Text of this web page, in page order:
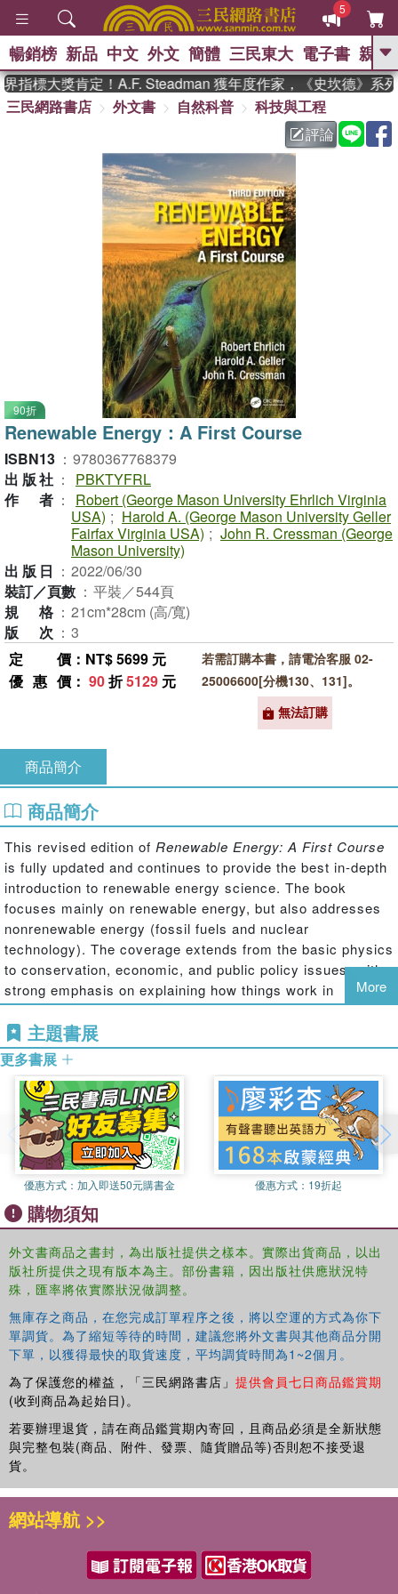
5
GO
熱搜： 東野圭吾 、 高希均教授回憶錄
父親節 、 如果歷
暑期推薦 、 國際布克
獎 臺灣漫遊錄 、 方念華
登輝時代 、 數學女孩：黎曼猜想
偉大的迷走神經
暢銷榜 新品 中文 外文 簡體 三民東大 電子書 親子
指標大獎肯定！A.F. Steadman 獲年度作家，《史坎德》系列
三民網路書店
外文書 自然科普
科技與工程
評論
90折
Renewable Energy：A First Course
ISBN13 ： 9780367768379
出版社 ：
PBKTYFRL
作者 ：
Robert (George Mason University Ehrlich Virginia
USA) ; Harold A. (George Mason University Geller
Fairfax Virginia USA) ; John R. Cressman (George
Mason University)
出版日 ： 2022/06/30
裝訂／頁數 ： 平裝／544頁
規格 ： 21cm*28cm (高/寬)
版次 ： 3
定價 ：NT$ 5699 元
優惠價 ： 90折5129 元
若需訂購本書，請電洽客服 02-
25006600[分機130、131]。
無法訂購
商品簡介
商品簡介
This revised edition of Renewable Energy: A First Course
is fully updated and continues to provide the best in-depth
introduction to renewable energy science. The book
focuses mainly on renewable energy, but also addresses
nonrenewable energy (fossil fuels and nuclear
technology). The coverage extends from the basic physics
to conservation, economic, and public policy issues, with
strong emphasis on explaining how things work in
practice. The authors avoid technical jargon and advanced
math but address fundamental analytical skills with wide
application. Updated statistics, figures, policies, trends,
and technological advancements will bring the reader up to
speed with the current state of renewable energy.
More
主題書展
更多書展
優惠方式： 加入即送50元購書金 優惠方式： 19折起
購物須知
外文書商品之書封，為出版社提供之樣本。實際出貨商品，以出
版社所提供之現有版本為主。部份書籍，因出版社供應狀況特
殊，匯率將依實際狀況做調整。
無庫存之商品，在您完成訂單程序之後，將以空運的方式為你下
單調貨。為了縮短等待的時間，建議您將外文書與其他商品分開
下單，以獲得最快的取貨速度，平均調貨時間為1~2個月。
為了保護您的權益，「三民網路書店」 提供會員七日商品鑑賞期
(收到商品為起始日)。
若要辦理退貨，請在商品鑑賞期內寄回，且商品必須是全新狀態
與完整包裝(商品、附件、發票、隨貨贈品等)否則恕不接受退
貨。
網站導航 >>